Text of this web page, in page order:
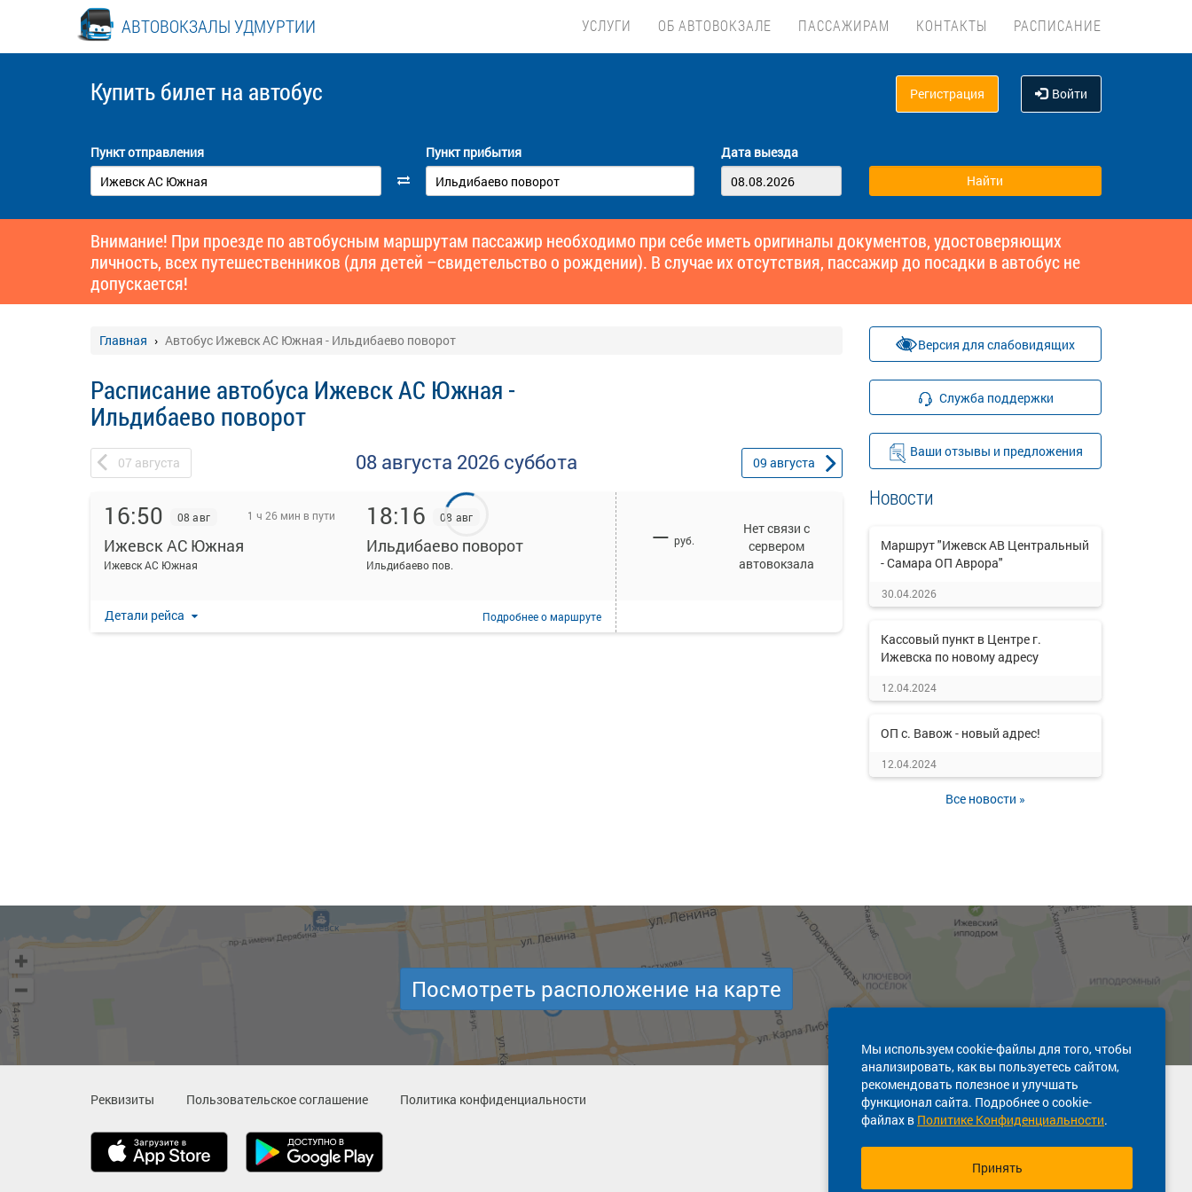
АВТОВОКЗАЛЫ УДМУРТИИ УСЛУГИ ОБ АВТОВОКЗАЛЕ ПАССАЖИРАМ КОНТАКТЫ РАСПИСАНИЕ
Купить билет на автобус Регистрация Войти
Пункт отправления Пункт прибытия Дата выезда
Внимание! При проезде по автобусным маршрутам пассажир необходимо при себе иметь оригиналы документов, удостоверяющих
личность, всех путешественников (для детей –свидетельство о рождении). В случае их отсутствия, пассажир до посадки в автобус не
допускается!
Главная Автобус Ижевск АС Южная - Ильдибаево поворот
Расписание автобуса Ижевск АС Южная -
Ильдибаево поворот
07 августа 08 августа 2026 суббота 09 августа
16:50 08 авг 1 ч 26 мин в пути
Ижевск АС Южная
Ижевск АС Южная
18:16 08 авг
Ильдибаево поворот
Ильдибаево пов.
Детали рейса Подробнеео маршруте
— руб.
Нет связи с
сервером
автовокзала
Версия для слабовидящих
Служба поддержки
Ваши отзывы и предложения
Новости
Маршрут "Ижевск АВ Центральный
- Самара ОП Аврора"
30.04.2026
Кассовый пункт в Центре г.
Ижевска по новому адресу
12.04.2024
ОП с. Вавож - новый адрес!
12.04.2024
Все новости »
Мы используем cookie-файлы для того, чтобы
анализировать, как вы пользуетесь сайтом,
рекомендовать полезное и улучшать
функционал сайта. Подробнее о cookie-
файлах в Политике Конфиденциальности.
Принять
Посмотреть расположение на карте
Реквизиты Пользовательское соглашение Политика конфиденциальности Техническая поддержка сайта
8 800 600-03-38